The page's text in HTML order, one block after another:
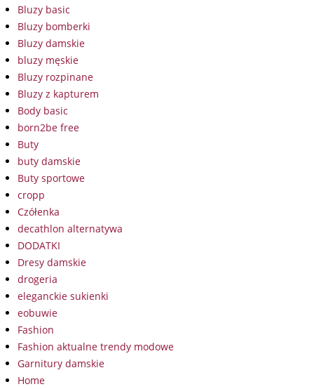
Bluzy basic
Bluzy bomberki
Bluzy damskie
bluzy męskie
Bluzy rozpinane
Bluzy z kapturem
Body basic
born2be free
Buty
buty damskie
Buty sportowe
cropp
Czółenka
decathlon alternatywa
DODATKI
Dresy damskie
drogeria
eleganckie sukienki
eobuwie
Fashion
Fashion aktualne trendy modowe
Garnitury damskie
Home